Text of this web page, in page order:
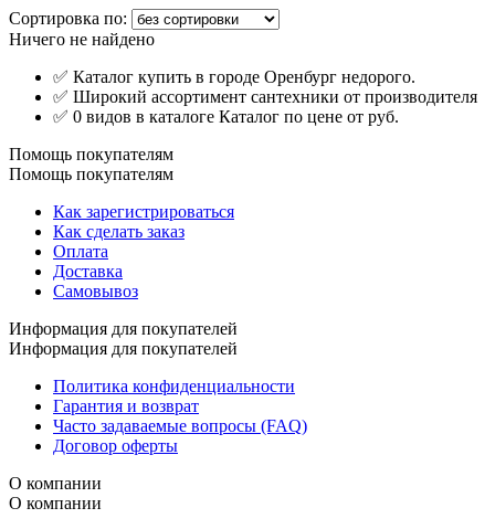
Сортировка по:
Ничего не найдено
✅ Каталог купить в городе Оренбург недорого.
✅ Широкий ассортимент сантехники от производителя
✅ 0 видов в каталоге Каталог по цене от руб.
Помощь покупателям
Помощь покупателям
Как зарегистрироваться
Как сделать заказ
Оплата
Доставка
Самовывоз
Информация для покупателей
Информация для покупателей
Политика конфиденциальности
Гарантия и возврат
Часто задаваемые вопросы (FAQ)
Договор оферты
О компании
О компании